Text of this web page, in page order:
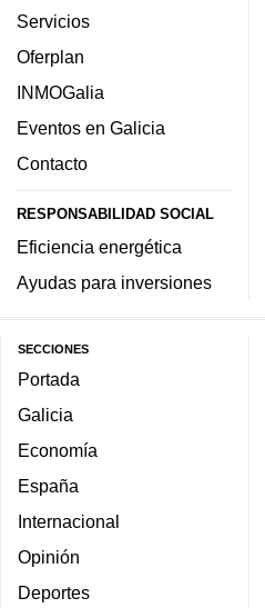
Servicios
Oferplan
INMOGalia
Eventos en Galicia
Contacto
RESPONSABILIDAD SOCIAL
Eficiencia energética
Ayudas para inversiones
SECCIONES
Portada
Galicia
Economía
España
Internacional
Opinión
Deportes